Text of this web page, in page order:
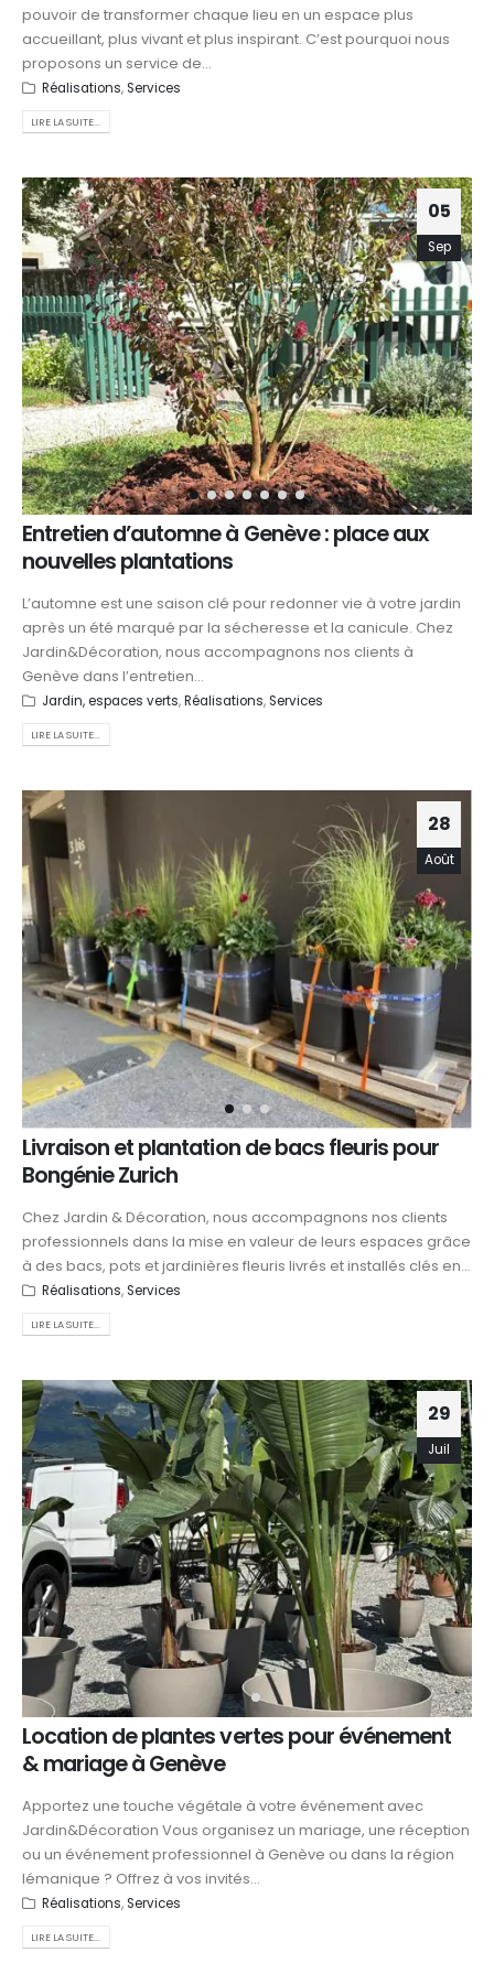
pouvoir de transformer chaque lieu en un espace plus
accueillant, plus vivant et plus inspirant. C’est pourquoi nous
proposons un service de...
Réalisations,Services
LIRE LA SUITE...
05
Sep
Entretien d’automne à Genève : place aux
nouvelles plantations
L’automne est une saison clé pour redonner vie à votre jardin
après un été marqué par la sécheresse et la canicule. Chez
Jardin&Décoration, nous accompagnons nos clients à
Genève dans l’entretien...
Jardin, espaces verts,Réalisations,Services
LIRE LA SUITE...
28
Août
Livraison et plantation de bacs fleuris pour
Bongénie Zurich
Chez Jardin & Décoration, nous accompagnons nos clients
professionnels dans la mise en valeur de leurs espaces grâce
à des bacs, pots et jardinières fleuris livrés et installés clés en...
Réalisations,Services
LIRE LA SUITE...
29
Juil
Location de plantes vertes pour événement
& mariage à Genève
Apportez une touche végétale à votre événement avec
Jardin&Décoration Vous organisez un mariage, une réception
ou un événement professionnel à Genève ou dans la région
lémanique ? Offrez à vos invités...
Réalisations,Services
LIRE LA SUITE...